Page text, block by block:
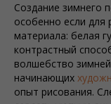
Создание зимнего
особенно если для
материала: белая
контрастный
волшебство
начинающих
опыт рисования.